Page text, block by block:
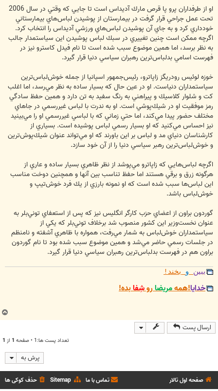
او از طرفداران پرو پا قرص مارك آديداس است تا جايي كه وقتي در سال 2006
تحت عمل جراحي قرار گرفت در بيمارستان از پوشيدن لباس‌هاي بيمارستاني
خودداري كرد و به جاي آن پوشيدن لباس‌هاي ورزشي آديداس را انتخاب كرد.
اگرچه ممكن است چنين تغييري در سبك لباس پوشيدن اين سياستمدار جالب
به نظر برسد، اما همين موضوع سبب شده است تا نام فيدل كاسترو نيز در
فهرست اسامي بدلباس‌ترين رهبران سياسي دنيا قرار گيرد.
خوزه لوئيس رودريگز زاپاترو، رئيس‌جمهور اسپانيا از جمله خوش‌لباس‌ترين
سياستمداران دنياست. او در عين حال كه بسيار ساده به نظر مي‌رسد، اما اغلب
كت و شلوار كلاسيك و پيراهني به رنگ سفيد به تن دارد و همين حفظ سادگي
رمز موفقيت او در شيك‌پوشي است. او به ندرت با لباس غيررسمي در جاهاي
مختلف حضور پيدا مي‌كند، اما حتي زماني كه با لباسي غيررسمي او را مي‌بينيد
نيز احساس مي‌كنيد كه او بسيار رسمي لباس پوشيده است. بسياري از
كارشناسان دنياي مد و لباس بر اين باورند كه او مي‌تواند عنوان شيك‌پوش‌ترين
و خوش‌لباس‌‌ترين رهبر سياسي دنيا را از آن خود سازد.
اگرچه لباس‌هايي كه زاپاترو مي‌پوشد از نظر ظاهري بسيار ساده و عاري از
هرگونه زرق و برقي هستند اما حفظ تناسب بين آنها و همچنين دوخت مناسب
اين لباس‌ها سبب شده است كه او نمونه بارزي از يك فرد خوش‌تيپ و
خوش‌لباس باشد.
گوردون براون از اعضاي حزب كارگر انگليس نيز كه پس از استعفاي توني‌بلر به
عنوان نخست‌وزير اين كشور منصوب شد برخلاف توني‌بلر كه يكي از
سياستمداران خوش‌لباس به شمار مي‌رفت، همواره با ظاهري آشفته و نامنظم
در جلسات رسمي حاضر مي‌شد و همين موضوع سبب شده بود تا نام گوردون
براون هم در فهرست بدلباس‌ترين رهبران سياسي دنيا قرار گيرد.
ببین و بخند!
خدایا!همهمریضاروشِفابده!
ارسال پست
تعداد پست ها:1 • صفحه 1 از 1
پرش به
صفحه اول تالار حذف کوکی ها Sitemap تماس با ما